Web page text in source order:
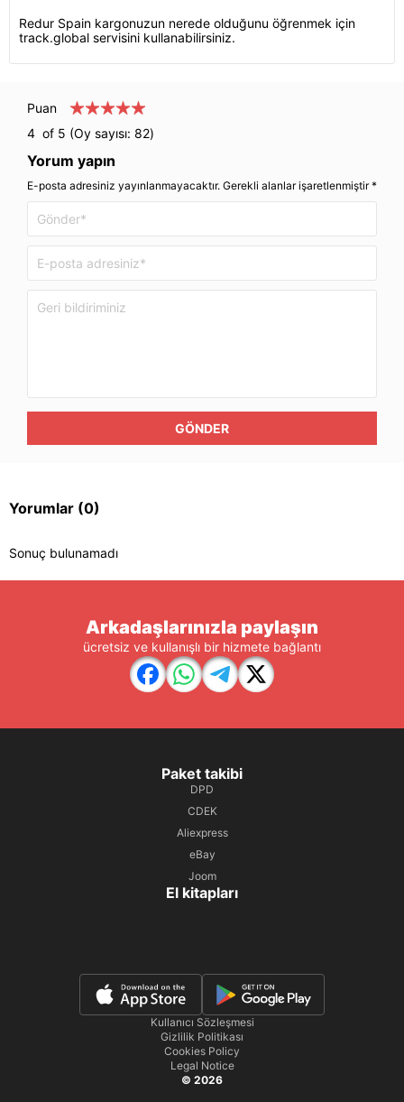
Redur Spain kargonuzun nerede olduğunu öğrenmek için
track.global servisini kullanabilirsiniz.
Puan
4 of 5 (Oy sayısı: 82)
Yorum yapın
E-posta adresiniz yayınlanmayacaktır. Gerekli alanlar işaretlenmiştir *
GÖNDER
Yorumlar (0)
Sonuç bulunamadı
Arkadaşlarınızla paylaşın
ücretsiz ve kullanışlı bir hizmete bağlantı
Paket takibi
DPD
CDEK
Aliexpress
eBay
Joom
El kitapları
Kullanıcı Sözleşmesi
Gizlilik Politikası
Cookies Policy
Legal Notice
© 2026